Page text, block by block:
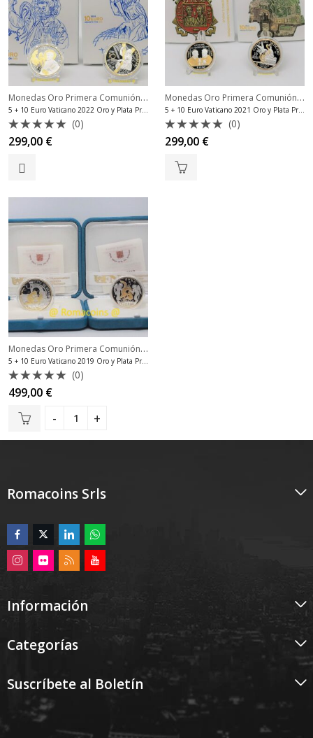
Monedas Oro Primera Comunión
,Monedas Plata Vaticano Euro
Valorado
con
de
(0)
299,00 €
Monedas Oro Primera Comunión
,
Valorado
con
de
(0)
299,00 €
Monedas Oro Primera Comunión
,Monedas Plata Vaticano Euro
Valorado
con
de
(0)
499,00 €
Romacoins Srls
Información
Categorías
Suscríbete al Boletín